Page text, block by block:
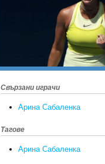
Свързани играчи
Арина Сабаленка
Тагове
Арина Сабаленка